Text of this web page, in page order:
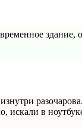
искали в